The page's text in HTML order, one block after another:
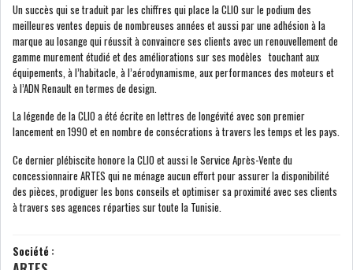
GRAPHIQUE DU TUNINDEX
RSS ANALYSES HEBDOMADAIRES
RSS ZOOMS
SECTEURS
Un succès qui se traduit par les chiffres qui place la CLIO sur le podium des
meilleures ventes depuis de nombreuses années et aussi par une adhésion à la
marque au losange qui réussit à convaincre ses clients avec un renouvellement de
gamme murement étudié et des améliorations sur ses modèles touchant aux
équipements, à l’habitacle, à l’aérodynamisme, aux performances des moteurs et
à l’ADN Renault en termes de design.
La légende de la CLIO a été écrite en lettres de longévité avec son premier
lancement en 1990 et en nombre de consécrations à travers les temps et les pays.
Ce dernier plébiscite honore la CLIO et aussi le Service Après-Vente du
concessionnaire ARTES qui ne ménage aucun effort pour assurer la disponibilité
des pièces, prodiguer les bons conseils et optimiser sa proximité avec ses clients
à travers ses agences réparties sur toute la Tunisie.
Société :